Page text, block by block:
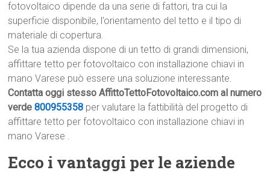
fotovoltaico dipende da una serie di fattori, tra cui la
superficie disponibile, l’orientamento del tetto e il tipo di
materiale di copertura.
Se la tua azienda dispone di un tetto di grandi dimensioni,
affittare tetto per fotovoltaico con installazione chiavi in
mano Varese può essere una soluzione interessante.
Contatta oggi stesso AffittoTettoFotovoltaico.com al numero
verde800955358 per valutare la fattibilità del progetto di
affittare tetto per fotovoltaico con installazione chiavi in
mano Varese .
Ecco i vantaggi per le aziende